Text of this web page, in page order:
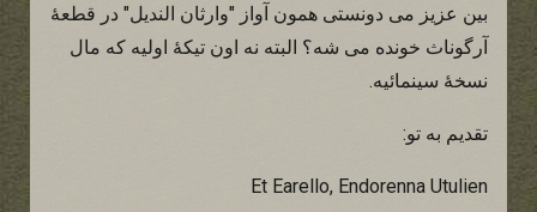
بین عزیز می دونستی همون آواز "وارثان الندیل" در قطعۀ
آرگوناث خونده می شه؟ البته نه اون تیکۀ اولیه که مال
نسخۀ سینمائیه.
تقدیم به تو:
Et Earello, Endorenna Utulien